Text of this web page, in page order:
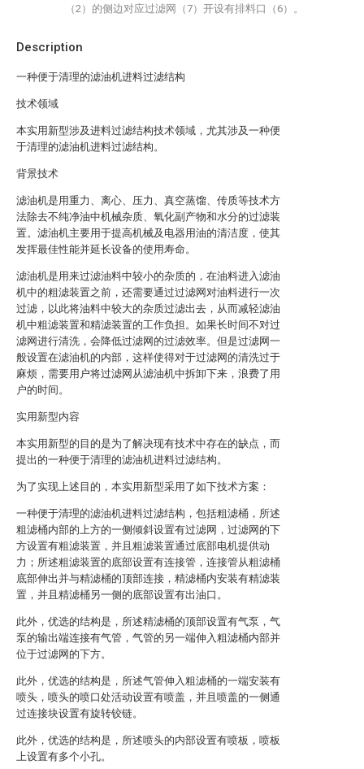
Description
一种便于清理的滤油机进料过滤结构
技术领域
本实用新型涉及进料过滤结构技术领域，尤其涉及一种便
于清理的滤油机进料过滤结构。
背景技术
滤油机是用重力、离心、压力、真空蒸馏、传质等技术方
法除去不纯净油中机械杂质、氧化副产物和水分的过滤装
置。滤油机主要用于提高机械及电器用油的清洁度，使其
发挥最佳性能并延长设备的使用寿命。
滤油机是用来过滤油料中较小的杂质的，在油料进入滤油
机中的粗滤装置之前，还需要通过过滤网对油料进行一次
过滤，以此将油料中较大的杂质过滤出去，从而减轻滤油
机中粗滤装置和精滤装置的工作负担。如果长时间不对过
滤网进行清洗，会降低过滤网的过滤效率。但是过滤网一
般设置在滤油机的内部，这样使得对于过滤网的清洗过于
麻烦，需要用户将过滤网从滤油机中拆卸下来，浪费了用
户的时间。
实用新型内容
本实用新型的目的是为了解决现有技术中存在的缺点，而
提出的一种便于清理的滤油机进料过滤结构。
为了实现上述目的，本实用新型采用了如下技术方案：
一种便于清理的滤油机进料过滤结构，包括粗滤桶，所述
粗滤桶内部的上方的一侧倾斜设置有过滤网，过滤网的下
方设置有粗滤装置，并且粗滤装置通过底部电机提供动
力；所述粗滤装置的底部设置有连接管，连接管从粗滤桶
底部伸出并与精滤桶的顶部连接，精滤桶内安装有精滤装
置，并且精滤桶另一侧的底部设置有出油口。
此外，优选的结构是，所述精滤桶的顶部设置有气泵，气
泵的输出端连接有气管，气管的另一端伸入粗滤桶内部并
位于过滤网的下方。
此外，优选的结构是，所述气管伸入粗滤桶的一端安装有
喷头，喷头的喷口处活动设置有喷盖，并且喷盖的一侧通
过连接块设置有旋转铰链。
此外，优选的结构是，所述喷头的内部设置有喷板，喷板
上设置有多个小孔。
（2）的侧边对应过滤网（7）开设有排料口（6）。